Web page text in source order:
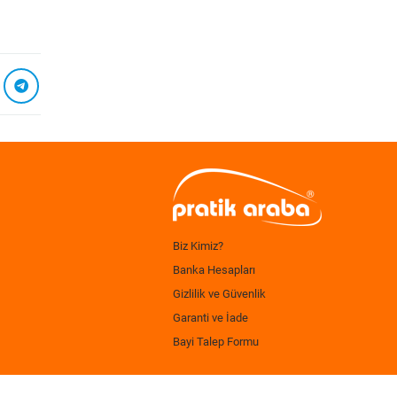
Biz Kimiz?
Banka Hesapları
Gizlilik ve Güvenlik
Garanti ve İade
Bayi Talep Formu